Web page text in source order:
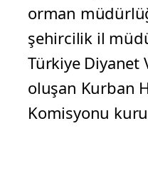
orman
şehircilik il
Türkiye Diyanet
oluşan Kurban
Komisyonu